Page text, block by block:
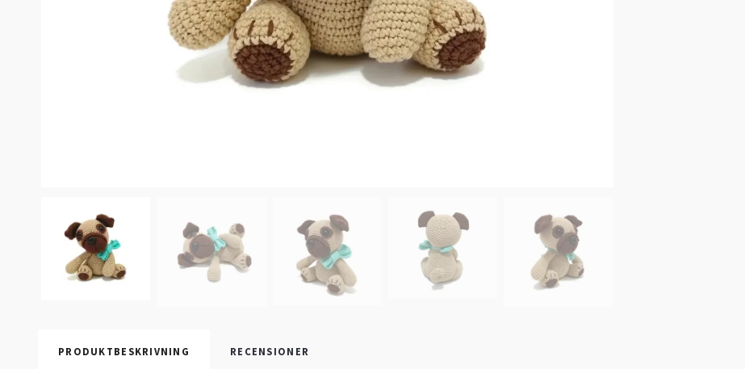
PRODUKTBESKRIVNING RECENSIONER